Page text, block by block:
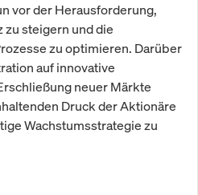
vor der Herausforderung,
steigern und die
zu optimieren. Darüber
auf innovative
neuer Märkte
Druck der Aktionäre
Wachstumsstrategie zu